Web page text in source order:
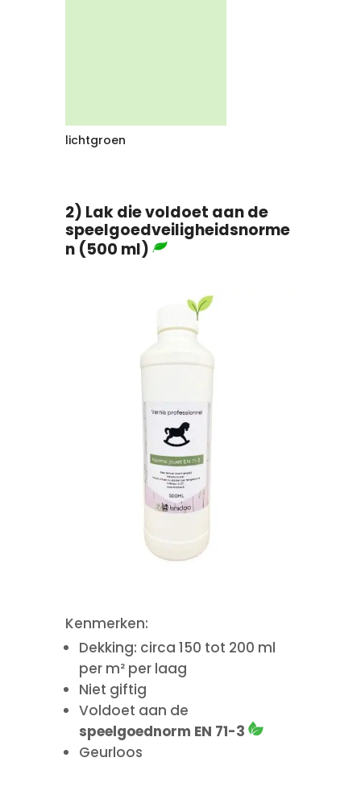
lichtgroen
2) Lak die voldoet aan de
speelgoedveiligheidsnorme
n (500 ml)
Kenmerken:
Dekking: circa 150 tot 200 ml
per m² per laag
Niet giftig
Voldoet aan de
speelgoednorm EN 71-3
Geurloos